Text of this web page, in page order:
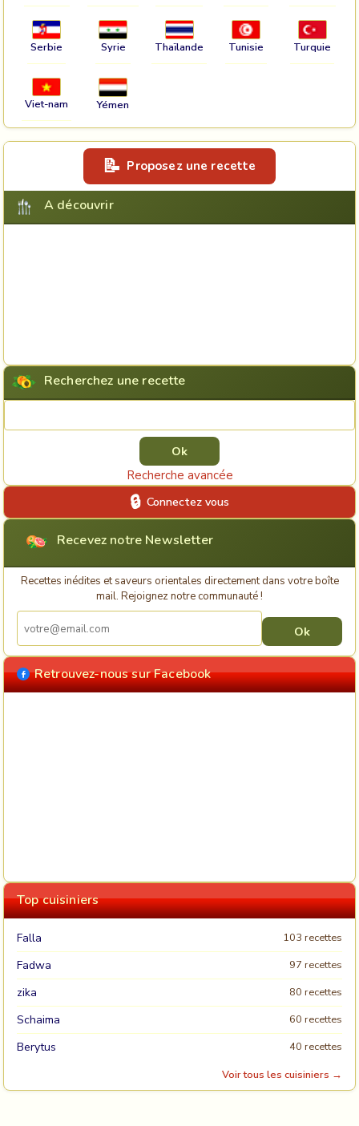
Serbie Syrie Thaïlande Tunisie Turquie
Viet-nam Yémen
Proposez une recette
A découvrir
Recherchez une recette
Recherche avancée
Connectez vous
Recevez notre Newsletter
Recettes inédites et saveurs orientales directement dans votre boîte
mail. Rejoignez notre communauté !
Retrouvez-nous sur Facebook
Top cuisiniers
Falla 103 recettes
Fadwa 97 recettes
zika 80 recettes
Schaima 60 recettes
Berytus
40 recettes
Voir tous les cuisiniers →